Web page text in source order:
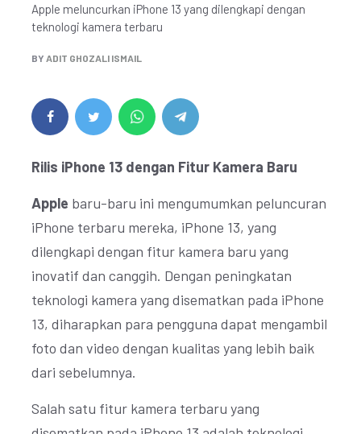
Apple meluncurkan iPhone 13 yang dilengkapi dengan
teknologi kamera terbaru
BY ADIT GHOZALI ISMAIL
Rilis iPhone 13 dengan Fitur Kamera Baru
Apple baru-baru ini mengumumkan peluncuran
iPhone terbaru mereka, iPhone 13, yang
dilengkapi dengan fitur kamera baru yang
inovatif dan canggih. Dengan peningkatan
teknologi kamera yang disematkan pada iPhone
13, diharapkan para pengguna dapat mengambil
foto dan video dengan kualitas yang lebih baik
dari sebelumnya.
Salah satu fitur kamera terbaru yang